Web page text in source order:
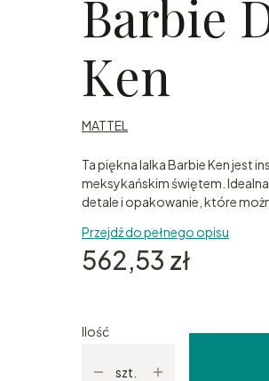
Barbie
Ken
MATTEL
Ta piękna lalka Barbie Ken jest
meksykańskim świętem.
detale i opakowanie, które
Przejdź do pełnego opisu
Cena
562,53 zł
Ilość
szt.